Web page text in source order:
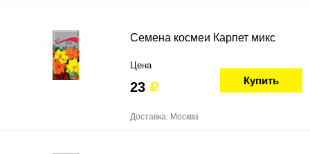
Семена космеи Карпет микс
Цена
23 Купить
Доставка: Москва